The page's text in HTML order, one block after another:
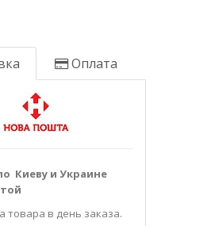
Оплата
Киеву и Украине
товара в день заказа.